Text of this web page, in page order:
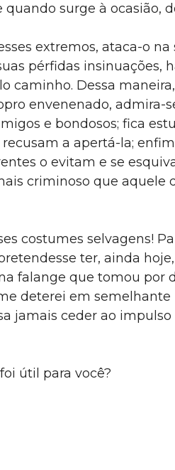
surge à ocasião,
extremos, ataca-o
pérfidas insinuações,
caminho. Dessa
envenenado, admira-
e bondosos; fica
a apertá-la;
o evitam e se
criminoso que aquele
costumes selvagens!
ter, ainda
falange que tomou por
deterei em
jamais ceder ao
útil para você?